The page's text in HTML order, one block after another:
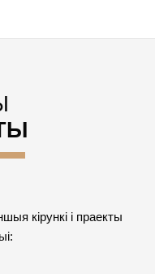
кірункі і праекты